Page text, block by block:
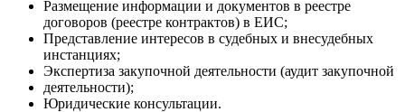
Размещение информации и документов в реестре
договоров (реестре контрактов) в ЕИС;
Представление интересов в судебных и внесудебных
инстанциях;
Экспертиза закупочной деятельности (аудит закупочной
деятельности);
Юридические консультации.